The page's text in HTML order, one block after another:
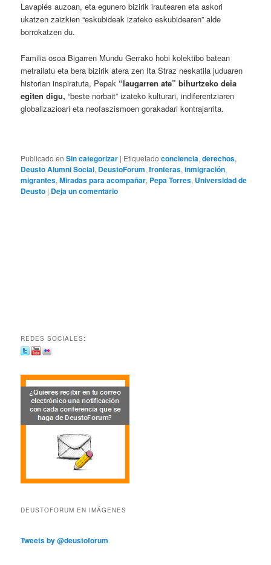
Lavapiés auzoan, eta egunero bizirik irautearen eta askori
ukatzen zaizkien “eskubideak izateko eskubidearen” alde
borrokatzen du.
Familia osoa Bigarren Mundu Gerrako hobi kolektibo batean
metrailatu eta bera bizirik atera zen Ita Straz neskatila juduaren
historian inspiratuta, Pepak “laugarren ate” bihurtzeko deia
egiten digu, “beste norbait” izateko kulturari, indiferentziaren
globalizazioari eta neofaszismoen gorakadari kontrajarrita.
Publicado en Sin categorizar | Etiquetado conciencia,derechos,
Deusto Alumni Social, DeustoForum,fronteras,inmigración,
migrantes,Miradas para acompañar, Pepa Torres, Universidad de
Deusto | Deja un comentario
REDES SOCIALES:
DEUSTOFORUM EN IMÁGENES
Tweets by @deustoforum